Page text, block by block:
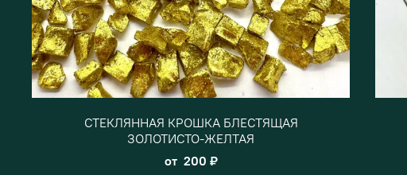
СТЕКЛЯННАЯ КРОШКА БЛЕСТЯЩАЯ
ЗОЛОТИСТО-ЖЕЛТАЯ
от 200 ₽